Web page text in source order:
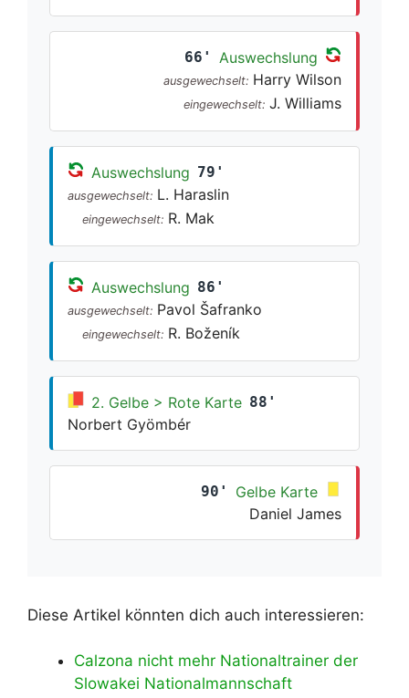
66' Auswechslung
ausgewechselt: Harry Wilson
eingewechselt: J. Williams
Auswechslung 79'
ausgewechselt: L. Haraslin
eingewechselt: R. Mak
Auswechslung 86'
ausgewechselt: Pavol Šafranko
eingewechselt: R. Boženík
2. Gelbe > Rote Karte 88'
Norbert Gyömbér
90'
Gelbe Karte
Daniel James
Diese Artikel könnten dich auch interessieren:
Calzona nicht mehr Nationaltrainer der
Slowakei Nationalmannschaft